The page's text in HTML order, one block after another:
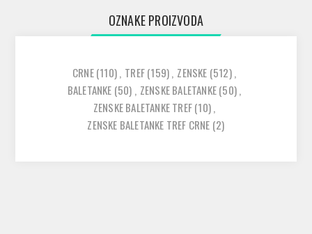
OZNAKE PROIZVODA
CRNE(110), TREF(159), ZENSKE (512),
BALETANKE (50) , ZENSKE BALETANKE(50),
ZENSKE BALETANKE TREF(10),
ZENSKE BALETANKE TREF CRNE (2)